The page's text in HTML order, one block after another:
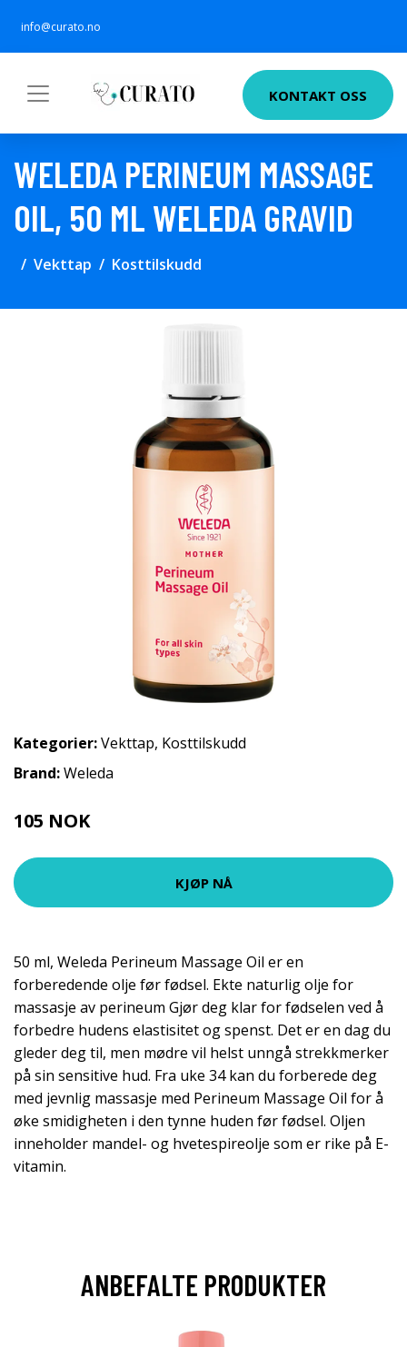
info@curato.no
KONTAKT OSS
WELEDA PERINEUM MASSAGE
OIL, 50 ML WELEDA GRAVID
Vekttap Kosttilskudd
Kategorier:Vekttap, Kosttilskudd
Brand:Weleda
105 NOK
KJØP NÅ
50 ml, Weleda Perineum Massage Oil er en
forberedende olje før fødsel. Ekte naturlig olje for
massasje av perineum Gjør deg klar for fødselen ved å
forbedre hudens elastisitet og spenst. Det er en dag du
gleder deg til, men mødre vil helst unngå strekkmerker
på sin sensitive hud. Fra uke 34 kan du forberede deg
med jevnlig massasje med Perineum Massage Oil for å
øke smidigheten i den tynne huden før fødsel. Oljen
inneholder mandel- og hvetespireolje som er rike på E-
vitamin.
ANBEFALTE PRODUKTER